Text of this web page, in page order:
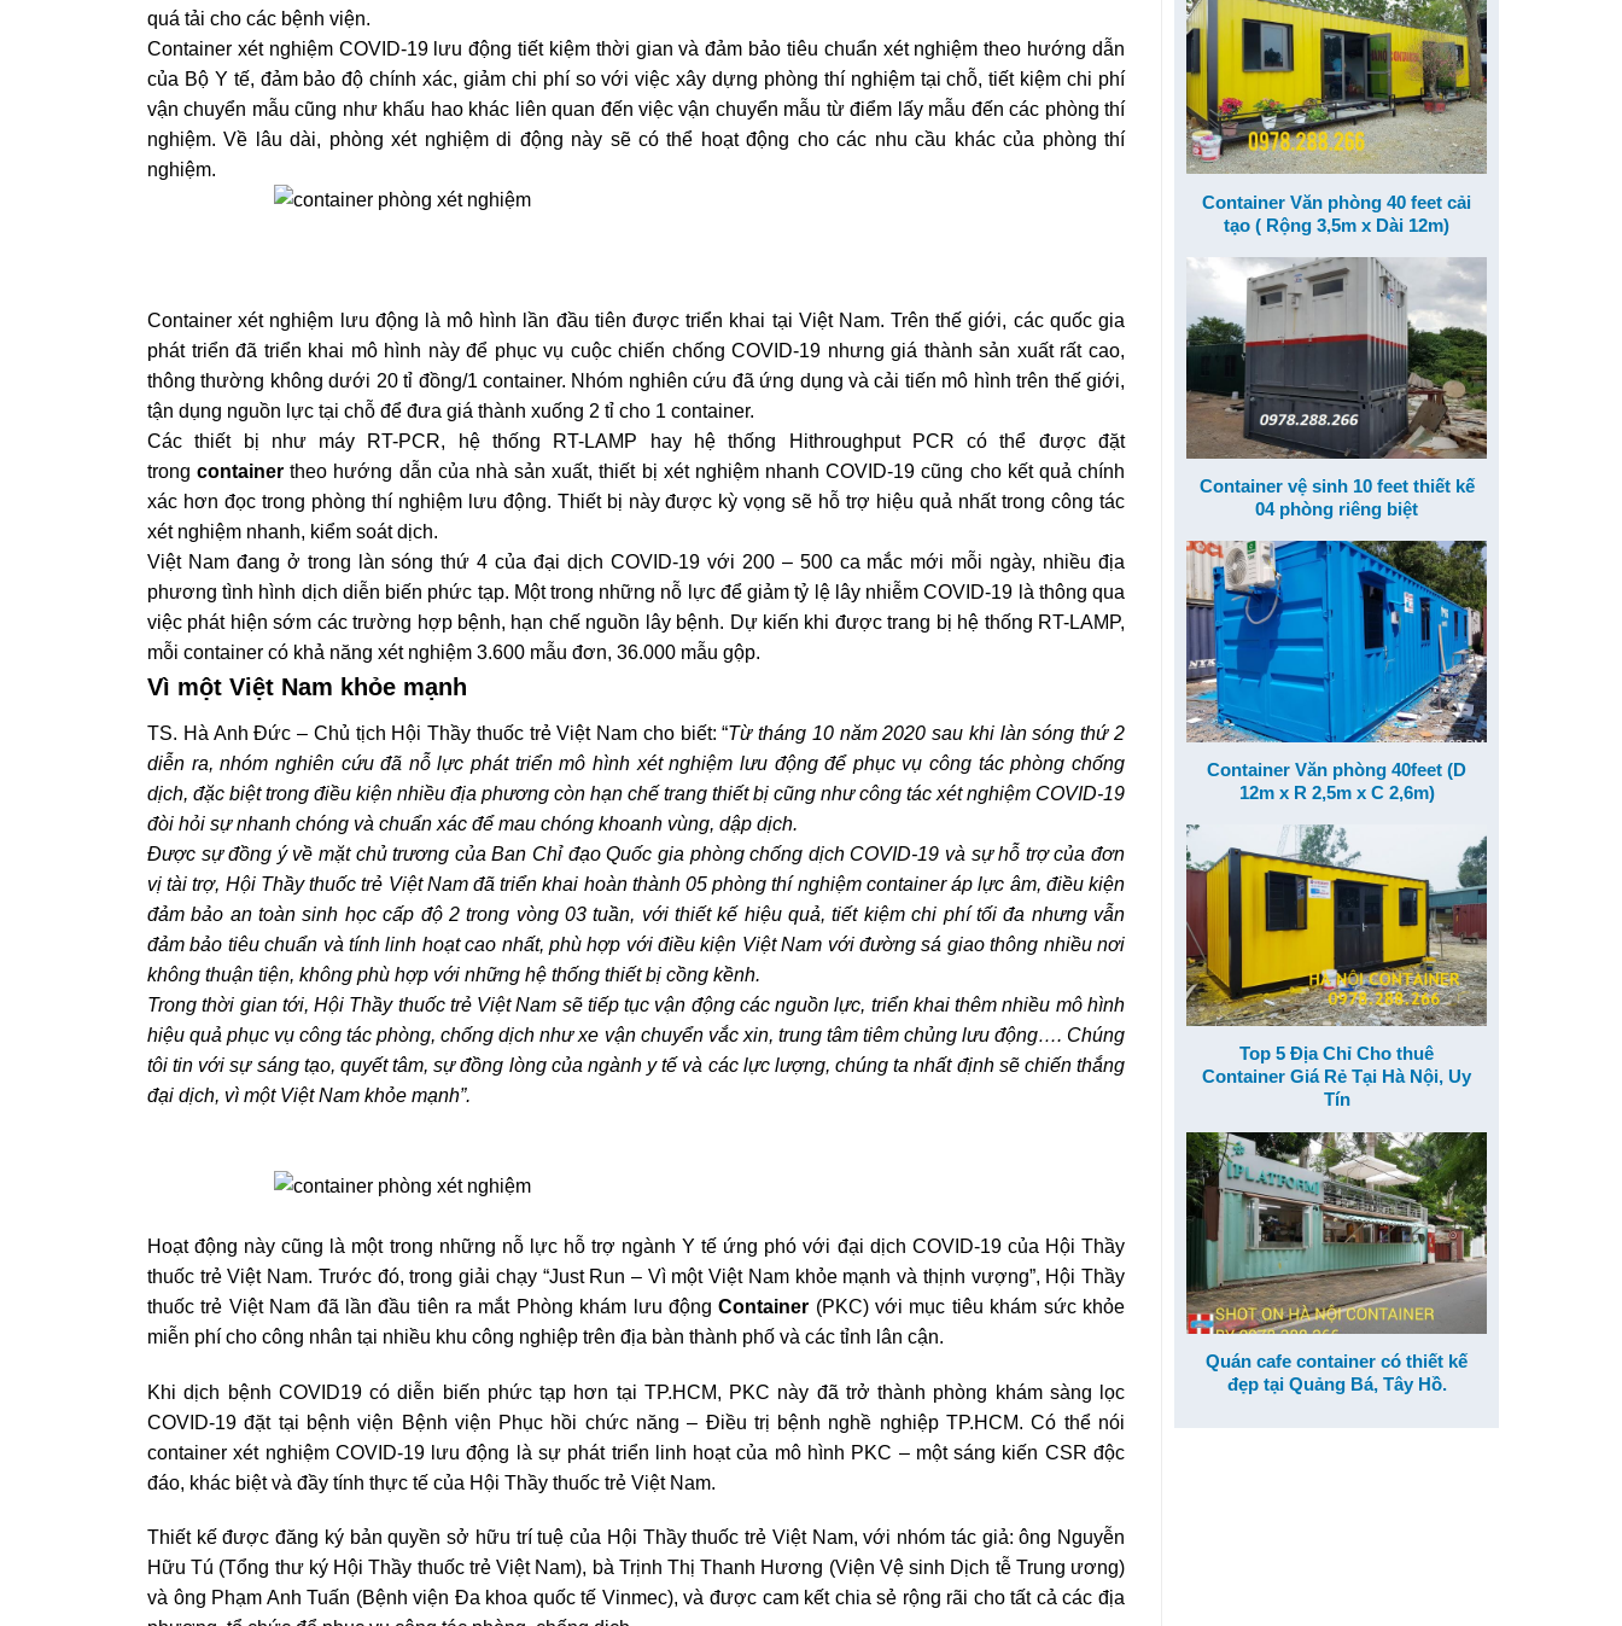
quá tải cho các bệnh viện.
Container xét nghiệm COVID-19 lưu động tiết kiệm thời gian và đảm bảo tiêu chuẩn xét nghiệm theo hướng dẫn
của Bộ Y tế, đảm bảo độ chính xác, giảm chi phí so với việc xây dựng phòng thí nghiệm tại chỗ, tiết kiệm chi phí
vận chuyển mẫu cũng như khấu hao khác liên quan đến việc vận chuyển mẫu từ điểm lấy mẫu đến các phòng thí
nghiệm. Về lâu dài, phòng xét nghiệm di động này sẽ có thể hoạt động cho các nhu cầu khác của phòng thí
nghiệm.
Container xét nghiệm lưu động là mô hình lần đầu tiên được triển khai tại Việt Nam. Trên thế giới, các quốc gia
phát triển đã triển khai mô hình này để phục vụ cuộc chiến chống COVID-19 nhưng giá thành sản xuất rất cao,
thông thường không dưới 20 tỉ đồng/1 container. Nhóm nghiên cứu đã ứng dụng và cải tiến mô hình trên thế giới,
tận dụng nguồn lực tại chỗ để đưa giá thành xuống 2 tỉ cho 1 container.
Các thiết bị như máy RT-PCR, hệ thống RT-LAMP hay hệ thống Hithroughput PCR có thể được đặt
trongcontainer theo hướng dẫn của nhà sản xuất, thiết bị xét nghiệm nhanh COVID-19 cũng cho kết quả chính
xác hơn đọc trong phòng thí nghiệm lưu động. Thiết bị này được kỳ vọng sẽ hỗ trợ hiệu quả nhất trong công tác
xét nghiệm nhanh, kiểm soát dịch.
Việt Nam đang ở trong làn sóng thứ 4 của đại dịch COVID-19 với 200 – 500 ca mắc mới mỗi ngày, nhiều địa
phương tình hình dịch diễn biến phức tạp. Một trong những nỗ lực để giảm tỷ lệ lây nhiễm COVID-19 là thông qua
việc phát hiện sớm các trường hợp bệnh, hạn chế nguồn lây bệnh. Dự kiến khi được trang bị hệ thống RT-LAMP,
mỗi container có khả năng xét nghiệm 3.600 mẫu đơn, 36.000 mẫu gộp.
Vì một Việt Nam khỏe mạnh
TS. Hà Anh Đức – Chủ tịch Hội Thầy thuốc trẻ Việt Nam cho biết: “Từ tháng 10 năm 2020 sau khi làn sóng thứ 2
diễn ra, nhóm nghiên cứu đã nỗ lực phát triển mô hình xét nghiệm lưu động để phục vụ công tác phòng chống
dịch, đặc biệt trong điều kiện nhiều địa phương còn hạn chế trang thiết bị cũng như công tác xét nghiệm COVID-19
đòi hỏi sự nhanh chóng và chuẩn xác để mau chóng khoanh vùng, dập dịch.
Được sự đồng ý về mặt chủ trương của Ban Chỉ đạo Quốc gia phòng chống dịch COVID-19 và sự hỗ trợ của đơn
vị tài trợ, Hội Thầy thuốc trẻ Việt Nam đã triển khai hoàn thành 05 phòng thí nghiệm container áp lực âm, điều kiện
đảm bảo an toàn sinh học cấp độ 2 trong vòng 03 tuần, với thiết kế hiệu quả, tiết kiệm chi phí tối đa nhưng vẫn
đảm bảo tiêu chuẩn và tính linh hoạt cao nhất, phù hợp với điều kiện Việt Nam với đường sá giao thông nhiều nơi
không thuận tiện, không phù hợp với những hệ thống thiết bị cồng kềnh.
Trong thời gian tới, Hội Thầy thuốc trẻ Việt Nam sẽ tiếp tục vận động các nguồn lực, triển khai thêm nhiều mô hình
hiệu quả phục vụ công tác phòng, chống dịch như xe vận chuyển vắc xin, trung tâm tiêm chủng lưu động…. Chúng
tôi tin với sự sáng tạo, quyết tâm, sự đồng lòng của ngành y tế và các lực lượng, chúng ta nhất định sẽ chiến thắng
đại dịch, vì một Việt Nam khỏe mạnh”.
Hoạt động này cũng là một trong những nỗ lực hỗ trợ ngành Y tế ứng phó với đại dịch COVID-19 của Hội Thầy
thuốc trẻ Việt Nam. Trước đó, trong giải chạy “Just Run – Vì một Việt Nam khỏe mạnh và thịnh vượng”, Hội Thầy
thuốc trẻ Việt Nam đã lần đầu tiên ra mắt Phòng khám lưu độngContainer (PKC) với mục tiêu khám sức khỏe
miễn phí cho công nhân tại nhiều khu công nghiệp trên địa bàn thành phố và các tỉnh lân cận.
Khi dịch bệnh COVID19 có diễn biến phức tạp hơn tại TP.HCM, PKC này đã trở thành phòng khám sàng lọc
COVID-19 đặt tại bệnh viện Bệnh viện Phục hồi chức năng – Điều trị bệnh nghề nghiệp TP.HCM. Có thể nói
container xét nghiệm COVID-19 lưu động là sự phát triển linh hoạt của mô hình PKC – một sáng kiến CSR độc
đáo, khác biệt và đầy tính thực tế của Hội Thầy thuốc trẻ Việt Nam.
Thiết kế được đăng ký bản quyền sở hữu trí tuệ của Hội Thầy thuốc trẻ Việt Nam, với nhóm tác giả: ông Nguyễn
Hữu Tú (Tổng thư ký Hội Thầy thuốc trẻ Việt Nam), bà Trịnh Thị Thanh Hương (Viện Vệ sinh Dịch tễ Trung ương)
và ông Phạm Anh Tuấn (Bệnh viện Đa khoa quốc tế Vinmec), và được cam kết chia sẻ rộng rãi cho tất cả các địa
Container Văn phòng 40 feet cải
tạo ( Rộng 3,5m x Dài 12m)
Container vệ sinh 10 feet thiết kế
04 phòng riêng biệt
Container Văn phòng 40feet (D
12m x R 2,5m x C 2,6m)
Top 5 Địa Chỉ Cho thuê
Container Giá Rẻ Tại Hà Nội, Uy
Tín
Quán cafe container có thiết kế
đẹp tại Quảng Bá, Tây Hồ.